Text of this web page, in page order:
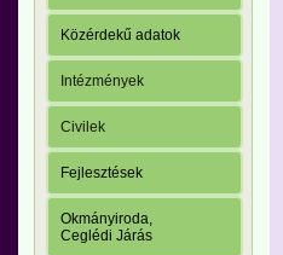
Közérdekű adatok
Intézmények
Civilek
Fejlesztések
Okmányiroda,
Ceglédi Járás